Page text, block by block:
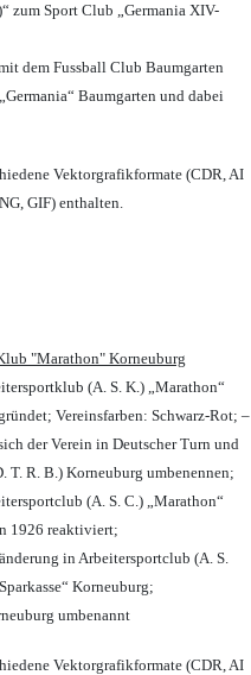
zum Sport Club „Germania XIV-
dem Fussball Club Baumgarten
Baumgarten und dabei
Vektorgrafikformate (CDR, AI
GIF) enthalten.
"Marathon" Korneuburg
(A. S. K.) „Marathon“
Vereinsfarben: Schwarz-Rot; –
der Verein in Deutscher Turn und
T. R. B.) Korneuburg umbenennen;
(A. S. C.) „Marathon“
1926 reaktiviert;
in Arbeitersportclub (A. S.
Korneuburg;
umbenannt
Vektorgrafikformate (CDR, AI